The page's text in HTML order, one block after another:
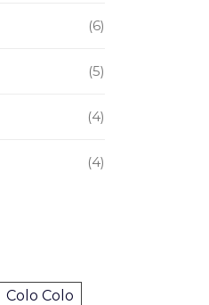
(6)
(5)
(4)
(4)
Colo Colo